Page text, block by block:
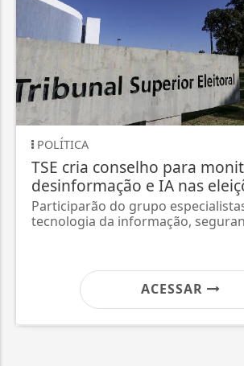
POLÍTICA
TSE cria conselho para
desinformação e IA nas
Participarão do grupo
tecnologia da informação,
ACESSAR